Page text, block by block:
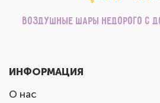
Воздушные шары недорого с
ИНФОРМАЦИЯ
О нас